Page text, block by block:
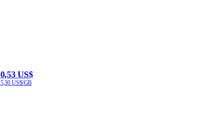
0,53 US$
5,30 US$/GB